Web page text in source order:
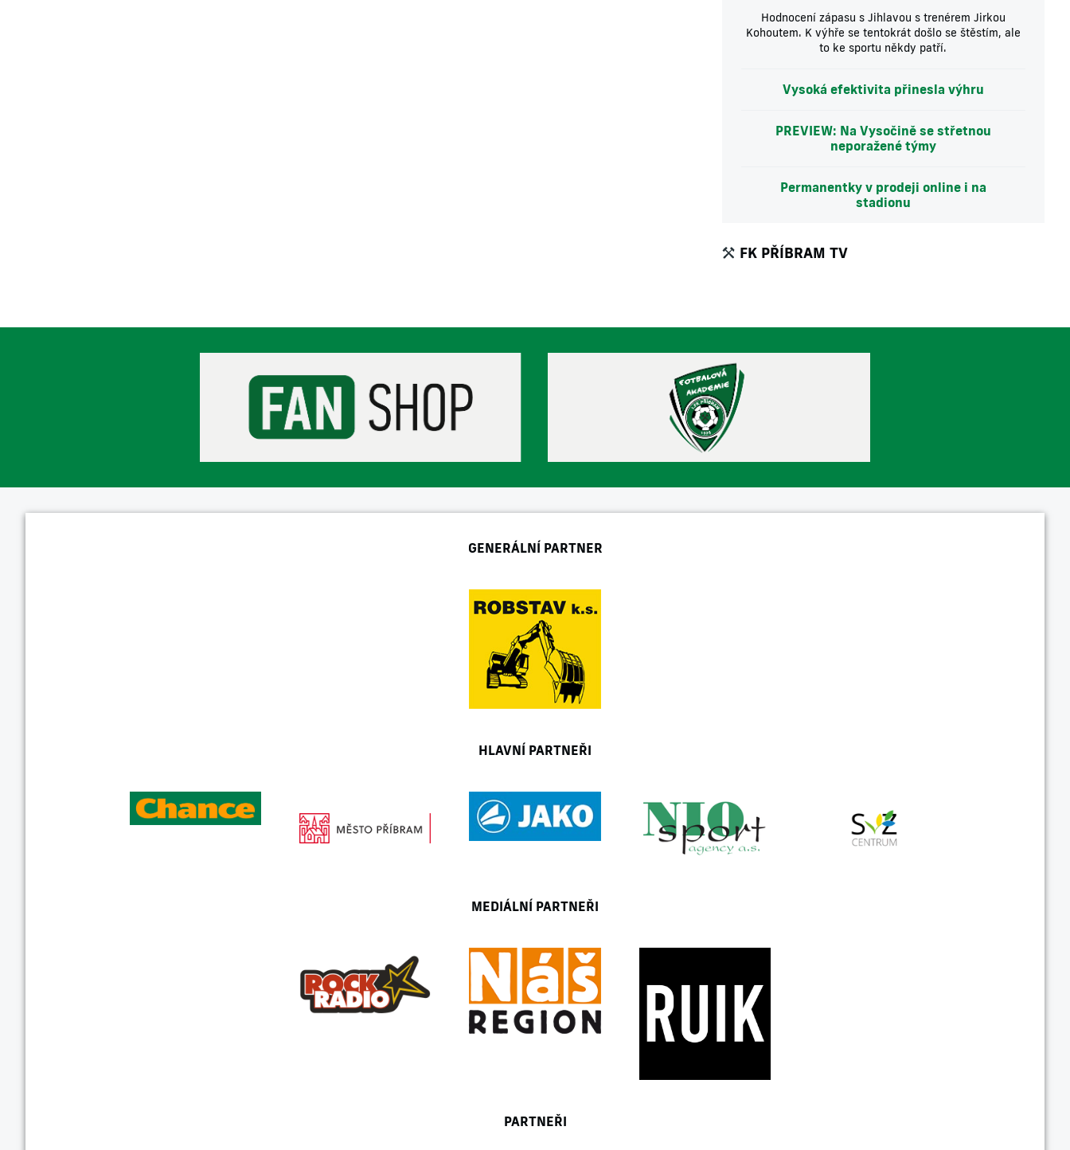
Hodnocení zápasu s Jihlavou s trenérem Jirkou
Kohoutem. K výhře se tentokrát došlo se štěstím, ale
to ke sportu někdy patří.
Vysoká efektivita přinesla výhru
PREVIEW: Na Vysočině se střetnou
neporažené týmy
Permanentky v prodeji online i na
stadionu
FK PŘÍBRAM TV
GENERÁLNÍ PARTNER
HLAVNÍ PARTNEŘI
MEDIÁLNÍ PARTNEŘI
PARTNEŘI